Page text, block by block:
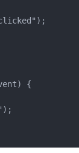
{